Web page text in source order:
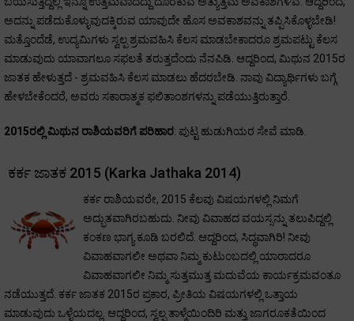
ಅದನ್ನು ಪಡೆದುಕೊಳ್ಳುವುದಕ್ಕಿರುವ ಯಾವುದೇ ಹೊಸ ಅವಕಾಶವನ್ನು ತಪ್ಪಿಸಿಕೊಳ್ಳಬೇಡಿ!
ಮತ್ತೊಂದೆಡೆ, ಉದ್ಯಮಿಗಳು ಸ್ವಲ್ಪ ಶ್ರಮವಹಿಸಿ ಕೆಲಸ ಮಾಡಬೇಕಾದರೂ ಶ್ರಮಪಟ್ಟು ಕೆಲಸ
ಮಾಡುವುದು ಯಾವಾಗಲೂ ಸಫಲತೆ ತರುತ್ತದೆಂದು ನೆನಪಿಡಿ. ಆದ್ದರಿಂದ, ಮಿಥುನ 2015ರ
ಜಾತಕ ಹೇಳುತ್ತದೆ - ಶ್ರಮವಹಿಸಿ ಕೆಲಸ ಮಾಡಲು ಹೆದರಬೇಡಿ. ನಾವು ವಿದ್ಯಾರ್ಥಿಗಳು ಬಗ್ಗೆ
ಹೇಳಬೇಕೆಂದರೆ, ಅವರು ಸಕಾರಾತ್ಮಕ ಫಲಿತಾಂಶಗಳನ್ನು ಪಡೆಯುತ್ತಿರುತ್ತಾರೆ.
2015ರಲ್ಲಿ ಮಿಥುನ ರಾಶಿಯವರಿಗೆ ಪರಿಹಾರ: ಪುಟ್ಟ ಹುಡುಗಿಯರ ಸೇವೆ ಮಾಡಿ.
ಕರ್ಕ ಜಾತಕ 2015 (Karka Jathaka 2014)
ಕರ್ಕ ರಾಶಿಯವರೇ, 2015 ಕೆಲವು ವಿಷಯಗಳಲ್ಲಿ ನಿಮಗೆ
ಅದ್ಭುತವಾಗಿರಬಹುದು. ನೀವು ವಿವಾಹದ ವಯಸ್ಸನ್ನು ತಲುಪಿದ್ದಲ್ಲಿ
ಕಂಕಣ ಭಾಗ್ಯ ಕೂಡಿ ಬರಲಿದೆ. ಆದ್ದರಿಂದ, ಸಿದ್ಧವಾಗಿರಿ! ನೀವು
ವಿವಾಹವಾಗಲೀ ಅಥವಾ ನಿಮ್ಮ ಕುಟುಂಬದಲ್ಲಿ ಯಾರಾದರೂ
ವಿವಾಹವಾಗಲೀ ನಿಮ್ಮ ಸುತ್ತಮುತ್ತ ಮದುವೆಯ ಕಾರ್ಯಕ್ರಮವಂತೂ
ನಡೆಯುತ್ತದೆ. ಕರ್ಕ ಜಾತಕ 2015ರ ಪ್ರಕಾರ, ಪ್ರೀತಿಯ ವಿಷಯಗಳಲ್ಲಿ ಒತ್ತಾಯ
ಮಾಡುವುದು ಒಳ್ಳೆಯದಲ್ಲ. ಆದ್ದರಿಂದ, ಸ್ವಲ್ಪ ತಾಳ್ಮೆಯಿಂದಿರಿ ಮತ್ತು ಜಾಗರೂಕತೆಯಿಂದ